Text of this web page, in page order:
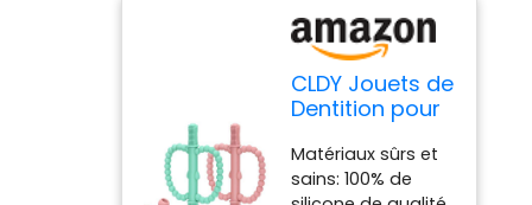
européennes, il
offre une
expérience de
mastication et de
manipulation sûre
Mastication multi-
texturée pour
CLDY Jouets de
Dentition pour
Mâcher
Sensoriels
Matériaux sûrs et
sains: 100% de